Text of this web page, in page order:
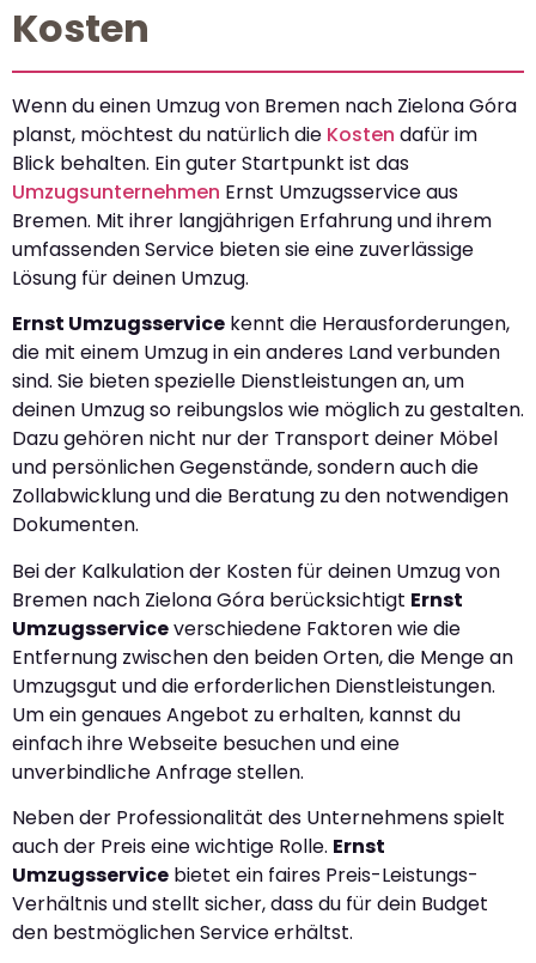
Kosten
Wenn du einen Umzug von Bremen nach Zielona Góra
planst, möchtest du natürlich die Kosten dafür im
Blick behalten. Ein guter Startpunkt ist das
Umzugsunternehmen Ernst Umzugsservice aus
Bremen. Mit ihrer langjährigen Erfahrung und ihrem
umfassenden Service bieten sie eine zuverlässige
Lösung für deinen Umzug.
Ernst Umzugsservice kennt die Herausforderungen,
die mit einem Umzug in ein anderes Land verbunden
sind. Sie bieten spezielle Dienstleistungen an, um
deinen Umzug so reibungslos wie möglich zu gestalten.
Dazu gehören nicht nur der Transport deiner Möbel
und persönlichen Gegenstände, sondern auch die
Zollabwicklung und die Beratung zu den notwendigen
Dokumenten.
Bei der Kalkulation der Kosten für deinen Umzug von
Bremen nach Zielona Góra berücksichtigt Ernst
Umzugsserviceverschiedene Faktoren wie die
Entfernung zwischen den beiden Orten, die Menge an
Umzugsgut und die erforderlichen Dienstleistungen.
Um ein genaues Angebot zu erhalten, kannst du
einfach ihre Webseite besuchen und eine
unverbindliche Anfrage stellen.
Neben der Professionalität des Unternehmens spielt
auch der Preis eine wichtige Rolle. Ernst
Umzugsservice bietet ein faires Preis-Leistungs-
Verhältnis und stellt sicher, dass du für dein Budget
den bestmöglichen Service erhältst.